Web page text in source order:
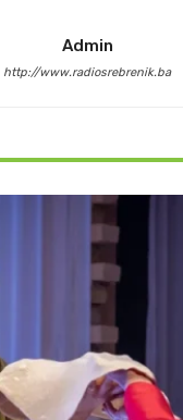
Admin
http://www.radiosrebrenik.ba